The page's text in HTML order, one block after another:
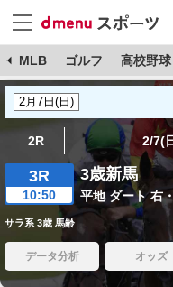
MLB ゴルフ 高校野球
2R 2/7(
3R
10:50
3歳新馬
平地 ダート 右
サラ系 3歳 馬齢
データ分析 オッズ